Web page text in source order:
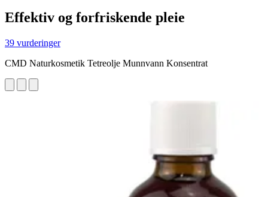
Effektiv og forfriskende pleie
39 vurderinger
CMD Naturkosmetik Tetreolje Munnvann Konsentrat